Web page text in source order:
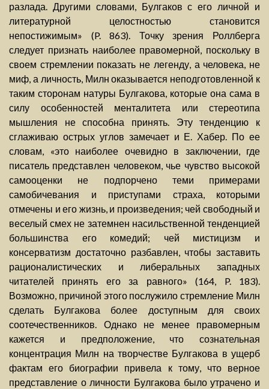
разлада. Другими словами, Булгаков с его личной и
литературной целостностью становится
непостижимым» (P. 863). Точку зрения Роллберга
следует признать наиболее правомерной, поскольку в
своем стремлении показать не легенду, а человека, не
миф, а личность, Милн оказывается неподготовленной к
таким сторонам натуры Булгакова, которые она сама в
силу особенностей менталитета или стереотипа
мышления не способна принять. Эту тенденцию к
сглаживаю острых углов замечает и Е. Хабер. По ее
словам, «это наиболее очевидно в заключении, где
писатель представлен человеком, чье чувство высокой
самооценки не подпорчено теми примерами
самобичевания и приступами страха, которыми
отмечены и его жизнь, и произведения; чей свободный и
веселый смех не затемнен насильственной тенденцией
большинства его комедий; чей мистицизм и
консерватизм достаточно разбавлен, чтобы заставить
рационалистических и либеральных западных
читателей принять его за равного» (164, P. 183).
Возможно, причиной этого послужило стремление Милн
сделать Булгакова более доступным для своих
соотечественников. Однако не менее правомерным
кажется и предположение, что сознательная
концентрация Милн на творчестве Булгакова в ущерб
фактам его биографии привела к тому, что верное
представление о личности Булгакова было утрачено и